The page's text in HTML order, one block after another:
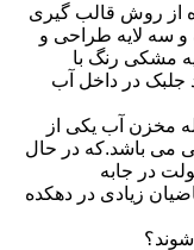
از روش قالب گیری
و سه لایه طراحی و
مشکی رنگ با
جلبک در داخل آب
مخزن آب یکی از
می باشد.که در حال
در جابه
زیادی در دهکده